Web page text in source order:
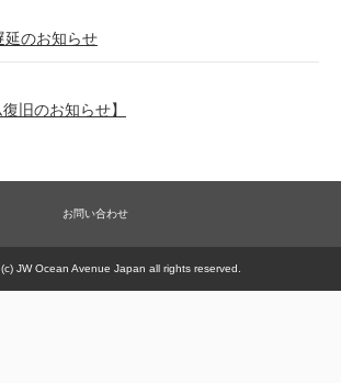
延のお知らせ
旧のお知らせ】
ついて
甕 細胞浴サロン営業権】販売一時休止の件
お問い合わせ
JW Ocean Avenue Japan all rights reserved.